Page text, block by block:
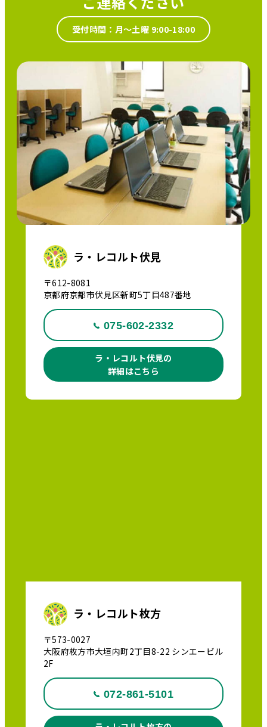
受付時間：月～土曜 9:00-18:00
ラ・レコルト伏見
〒612-8081
京都府京都市伏見区新町5丁目487番地
075-602-2332
ラ・レコルト伏見の
詳細はこちら
ラ・レコルト枚方
〒573-0027
大阪府枚方市大垣内町2丁目8-22 シンエービル
2F
072-861-5101